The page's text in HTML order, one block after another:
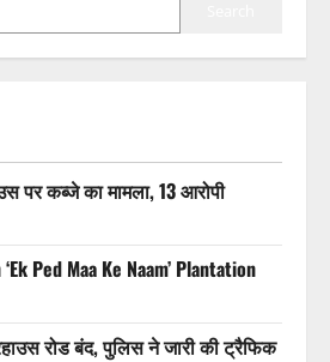
पर कब्जे का मामला, 13 आरोपी
Ped Maa Ke Naam’ Plantation
रोड बंद, पुलिस ने जारी की ट्रैफिक